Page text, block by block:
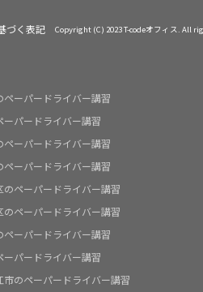
づく表記 Copyright (C) 2023 T-codeオフィス. All
ペーパードライバー講習
ーパードライバー講習
ペーパードライバー講習
ペーパードライバー講習
のペーパードライバー講習
のペーパードライバー講習
ペーパードライバー講習
ーパードライバー講習
市のペーパードライバー講習